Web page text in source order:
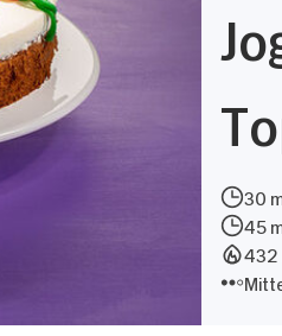
30
45
432